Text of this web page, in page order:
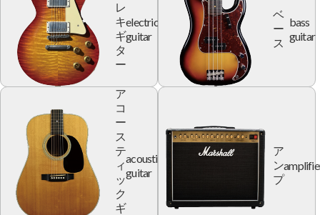
レ
キ
ギ
タ
ー
electric
guitar
ベ
ー
ス
bass
guitar
ア
コ
ー
ス
テ
ィ
ッ
ク
ギ
acoustic
guitar
ア
ン
プ